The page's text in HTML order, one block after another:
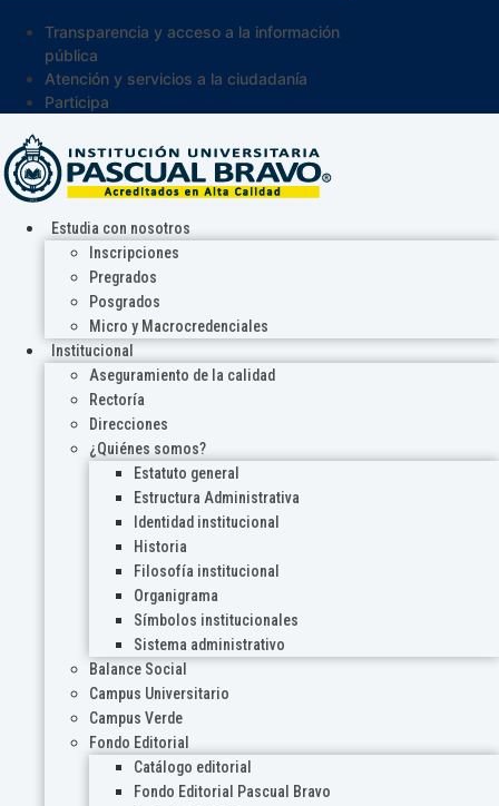
Transparencia y acceso a la información
pública
Atención y servicios a la ciudadanía
Participa
Estudia con nosotros
Inscripciones
Pregrados
Posgrados
Micro y Macrocredenciales
Institucional
Aseguramiento de la calidad
Rectoría
Direcciones
¿Quiénes somos?
Estatuto general
Estructura Administrativa
Identidad institucional
Historia
Filosofía institucional
Organigrama
Símbolos institucionales
Sistema administrativo
Balance Social
Campus Universitario
Campus Verde
Fondo Editorial
Catálogo editorial
Fondo Editorial Pascual Bravo